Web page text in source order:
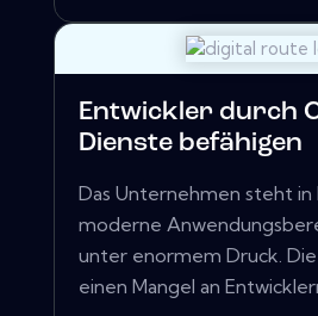
Entwickler durch
Dienste befähigen
Das Unternehmen steht in
moderne
unter enormem Druck.
einen Mangel an